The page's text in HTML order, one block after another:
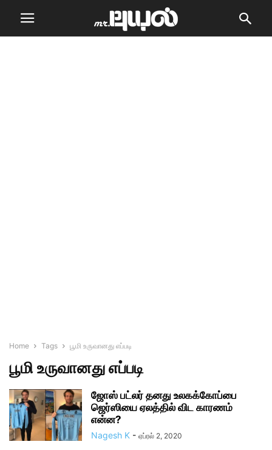
Home Tags பூமி உருவானது எப்படி
பூமி உருவானது எப்படி
ஜோஸ் பட்லர் தனது உலகக்கோப்பை
ஜெர்ஸியை ஏலத்தில் விட காரணம்
என்ன?
Nagesh K - ஏப்ரல் 2, 2020